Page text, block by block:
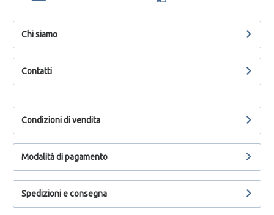
Chi siamo
Contatti
Condizioni di vendita
Modalità di pagamento
Spedizioni e consegna